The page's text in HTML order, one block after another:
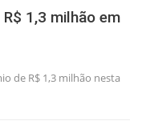
1,3 milhão em
de R$ 1,3 milhão nesta